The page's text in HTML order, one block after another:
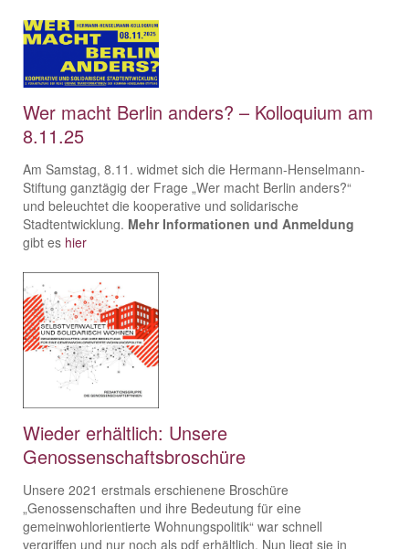
Wer macht Berlin anders? – Kolloquium am
8.11.25
Am Samstag, 8.11. widmet sich die Hermann-Henselmann-
Stiftung ganztägig der Frage „Wer macht Berlin anders?“
und beleuchtet die kooperative und solidarische
Stadtentwicklung. Mehr Informationen und Anmeldung
gibt es hier
Wieder erhältlich: Unsere
Genossenschaftsbroschüre
Unsere 2021 erstmals erschienene Broschüre
„Genossenschaften und ihre Bedeutung für eine
gemeinwohlorientierte Wohnungspolitik“ war schnell
vergriffen und nur noch als pdf erhältlich. Nun liegt sie in